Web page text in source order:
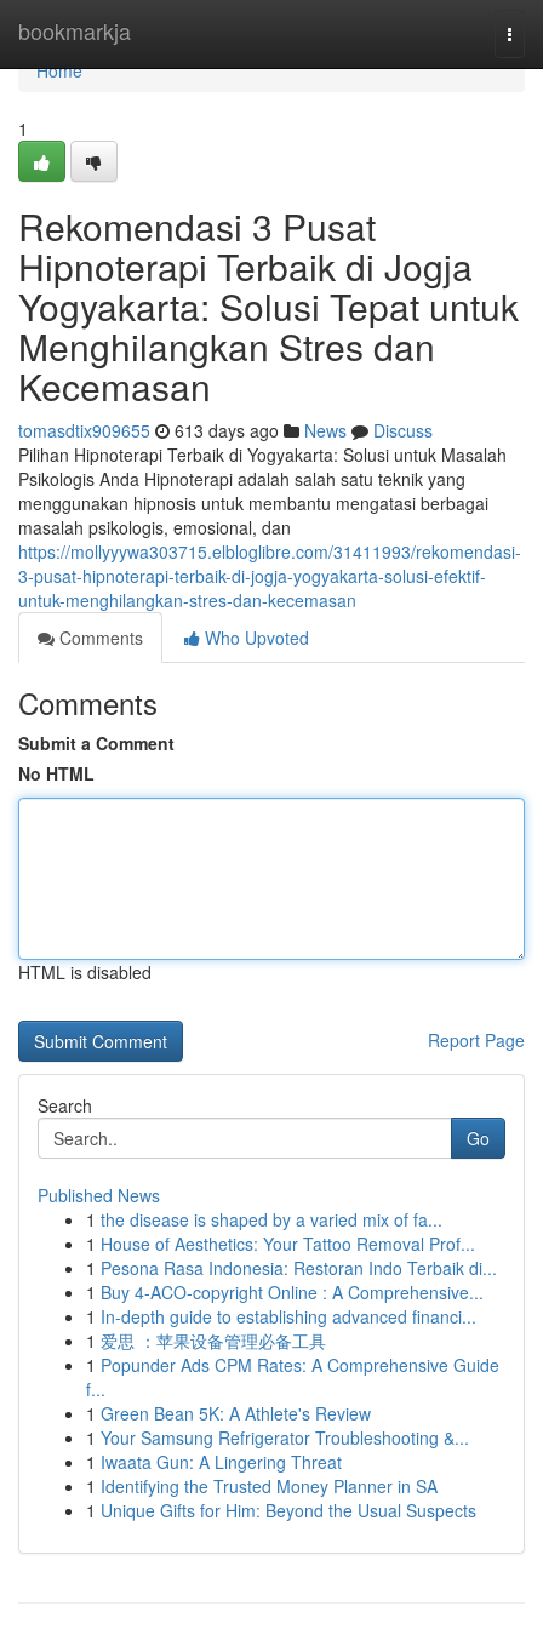
bookmarkja
Home
Home
1
Rekomendasi 3 Pusat
Hipnoterapi Terbaik di Jogja
Yogyakarta: Solusi Tepat untuk
Menghilangkan Stres dan
Kecemasan
tomasdtix909655 613 days ago News
Discuss
Pilihan Hipnoterapi Terbaik di Yogyakarta: Solusi untuk Masalah
Psikologis Anda Hipnoterapi adalah salah satu teknik yang
menggunakan hipnosis untuk membantu mengatasi berbagai
masalah psikologis, emosional, dan
https://mollyyywa303715.elbloglibre.com/31411993/rekomendasi-
3-pusat-hipnoterapi-terbaik-di-jogja-yogyakarta-solusi-efektif-
untuk-menghilangkan-stres-dan-kecemasan
Comments
Who Upvoted
Comments
Submit a Comment
No HTML
HTML is disabled
Report Page
Search
Go
Published News
1 the disease is shaped by a varied mix of fa...
1 House of Aesthetics: Your Tattoo Removal Prof...
1 Pesona Rasa Indonesia: Restoran Indo Terbaik di...
1 Buy 4-ACO-copyright Online : A Comprehensive...
1 In-depth guide to establishing advanced financi...
1 爱思 ：苹果设备管理必备工具
1 Popunder Ads CPM Rates: A Comprehensive Guide
f...
1 Green Bean 5K: A Athlete's Review
1 Your Samsung Refrigerator Troubleshooting &...
1 Iwaata Gun: A Lingering Threat
1 Identifying the Trusted Money Planner in SA
1 Unique Gifts for Him: Beyond the Usual Suspects